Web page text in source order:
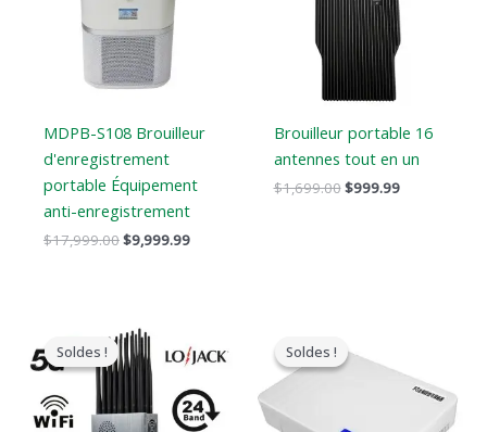
MDPB-S108 Brouilleur
d'enregistrement
portable Équipement
anti-enregistrement
$17,999.00$9,999.99
Brouilleur portable 16
antennes tout en un
$1,699.00$999.99
Soldes !
Soldes !
prix
original
était
$1,599.00.
prix
actuel
$829.88.
Soldes !
Soldes !original
était
est